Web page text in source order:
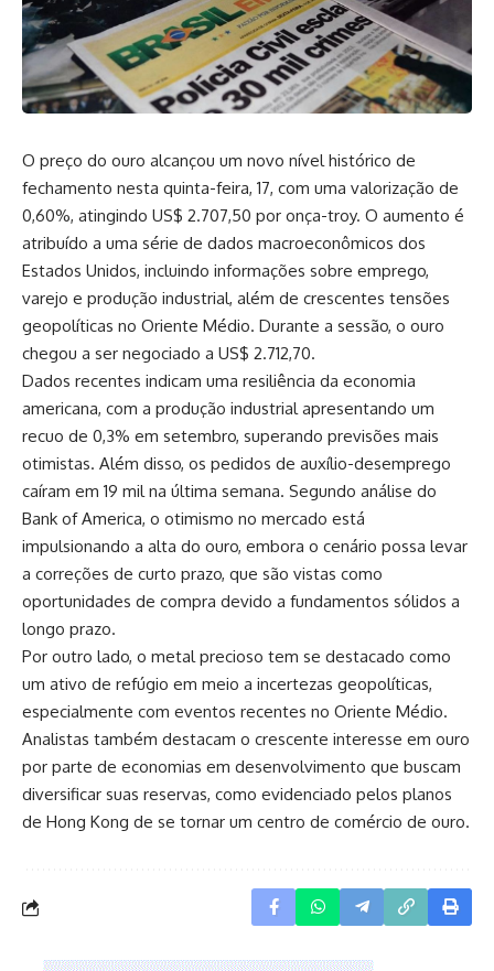
O preço do ouro alcançou um novo nível histórico de
fechamento nesta quinta-feira, 17, com uma valorização de
0,60%, atingindo US$ 2.707,50 por onça-troy. O aumento é
atribuído a uma série de dados macroeconômicos dos
Estados Unidos, incluindo informações sobre emprego,
varejo e produção industrial, além de crescentes tensões
geopolíticas no Oriente Médio. Durante a sessão, o ouro
chegou a ser negociado a US$ 2.712,70.
Dados recentes indicam uma resiliência da economia
americana, com a produção industrial apresentando um
recuo de 0,3% em setembro, superando previsões mais
otimistas. Além disso, os pedidos de auxílio-desemprego
caíram em 19 mil na última semana. Segundo análise do
Bank of America, o otimismo no mercado está
impulsionando a alta do ouro, embora o cenário possa levar
a correções de curto prazo, que são vistas como
oportunidades de compra devido a fundamentos sólidos a
longo prazo.
Por outro lado, o metal precioso tem se destacado como
um ativo de refúgio em meio a incertezas geopolíticas,
especialmente com eventos recentes no Oriente Médio.
Analistas também destacam o crescente interesse em ouro
por parte de economias em desenvolvimento que buscam
diversificar suas reservas, como evidenciado pelos planos
de Hong Kong de se tornar um centro de comércio de ouro.